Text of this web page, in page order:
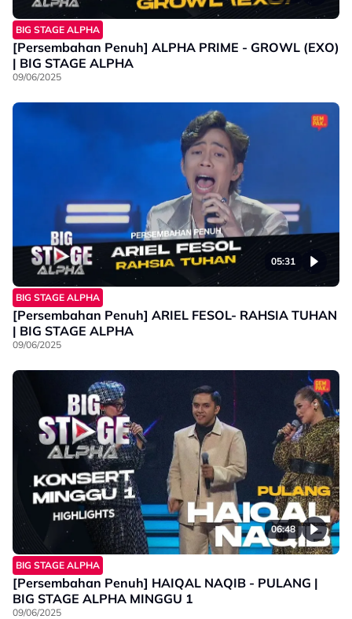
BIG STAGE ALPHA
[Persembahan Penuh] ALPHA PRIME - GROWL (EXO)
| BIG STAGE ALPHA
09/06/2025
05:31
BIG STAGE ALPHA
[Persembahan Penuh] ARIEL FESOL- RAHSIA TUHAN
| BIG STAGE ALPHA
09/06/2025
06:48
BIG STAGE ALPHA
[Persembahan Penuh] HAIQAL NAQIB - PULANG |
BIG STAGE ALPHA MINGGU 1
09/06/2025